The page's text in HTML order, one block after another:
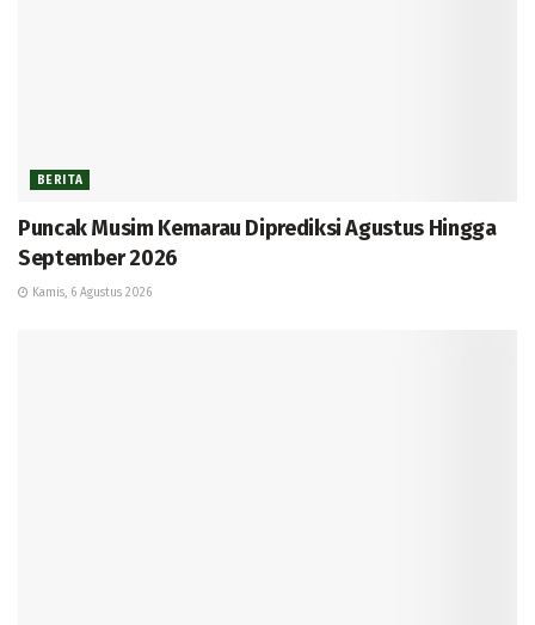
BERITA
Puncak Musim Kemarau Diprediksi Agustus Hingga
September 2026
Kamis, 6 Agustus 2026